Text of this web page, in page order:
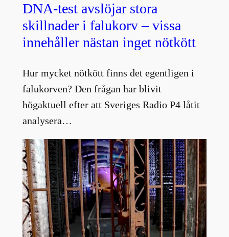
DNA-test avslöjar stora
skillnader i falukorv – vissa
innehåller nästan inget nötkött
Hur mycket nötkött finns det egentligen i
falukorven? Den frågan har blivit
högaktuell efter att Sveriges Radio P4 låtit
analysera…